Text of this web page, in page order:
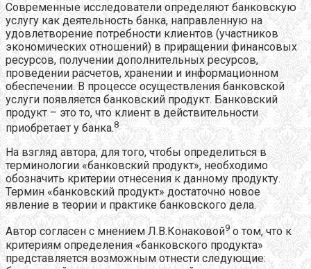
Современные исследователи определяют банковскую
услугу как деятельность банка, направленную на
удовлетворение потребности клиентов (участников
экономических отношений) в приращении финансовых
ресурсов, получении дополнительных ресурсов,
проведении расчетов, хранении и информационном
обеспечении. В процессе осуществления банковской
услуги появляется банковский продукт. Банковский
продукт – это то, что клиент в действительности
приобретает у банка.8
На взгляд автора, для того, чтобы определиться в
терминологии «банковский продукт», необходимо
обозначить критерии отнесения к данному продукту.
Термин «банковский продукт» достаточно новое
явление в теории и практике банковского дела.
Автор согласен с мнением Л.В.Конаковой9 о том, что к
критериям определения «банковского продукта»
представляется возможным отнести следующие: